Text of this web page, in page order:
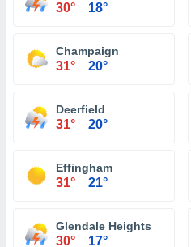
30° 18°
Champaign
31° 20°
Deerfield
31° 20°
Effingham
31° 21°
Glendale Heights
30° 17°